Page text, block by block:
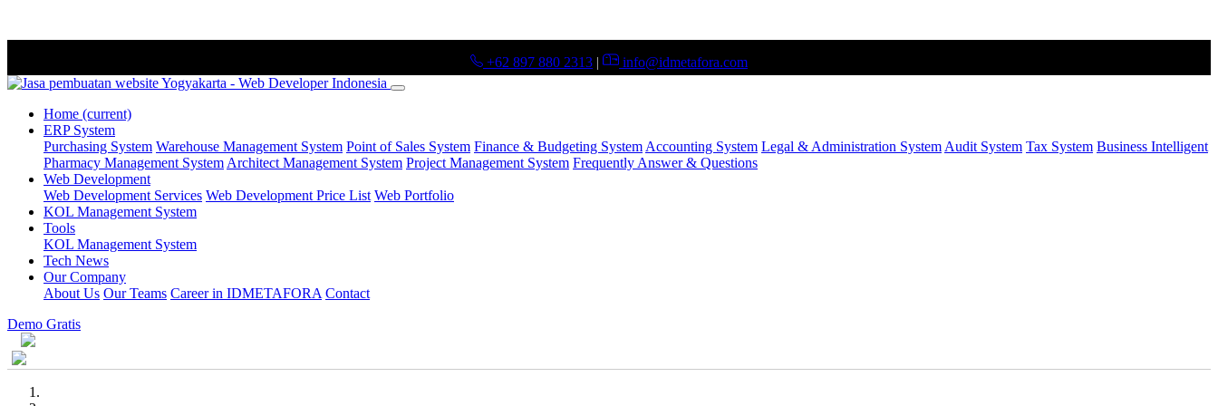
+62 897 880 2313 | info@idmetafora.com
Home (current)
ERP System
Purchasing System Warehouse Management System Point of Sales System Finance & Budgeting System Accounting System Legal & Administration System Audit System Tax System Business Intelligent
Pharmacy Management System Architect Management System Project Management System Frequently Answer & Questions
Web Development
Web Development Services Web Development Price List Web Portfolio
KOL Management System
Tools
KOL Management System
Tech News
Our Company
About Us Our Teams Career in IDMETAFORA Contact
Demo Gratis